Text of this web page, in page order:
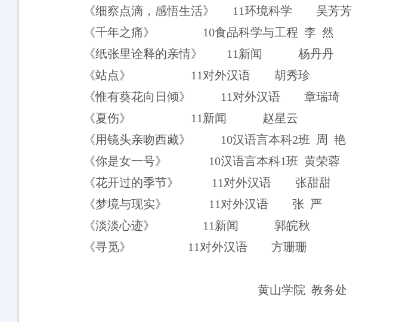
《细察点滴，感悟生活》
11环境科学
吴芳芳
《千年之痛》
10食品科学与工程 李 然
《纸张里诠释的亲情》
11 新闻
杨丹丹
《站点》
11 对外汉语
胡秀珍
《惟有葵花向日倾》
11 对外汉语
章瑞琦
《夏伤》
11 新闻
赵星云
《用镜头亲吻西藏》
10汉语言本科2班 周 艳
《你是女一号》
10汉语言本科1班 黄荣蓉
《花开过的季节》
11 对外汉语
张甜甜
《梦境与现实》
11 对外汉语 张 严
《淡淡心迹》
11 新闻
郭皖秋
《寻觅》
11 对外汉语 方珊珊
黄山学院 教务处